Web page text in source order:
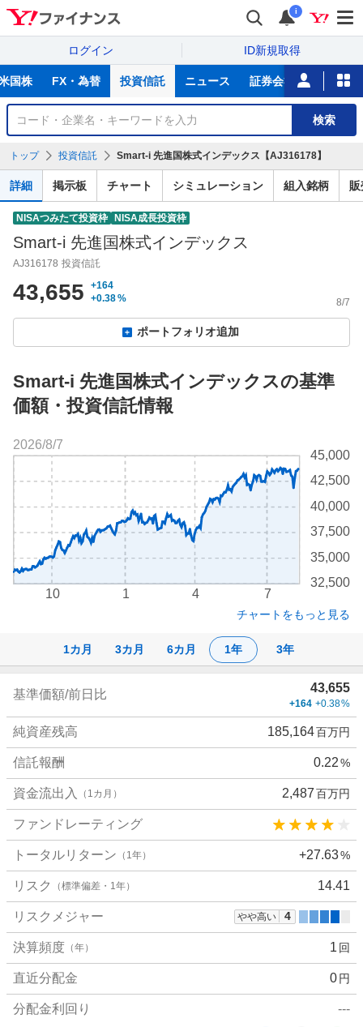
i
ログイン ID新規取得
主
な
サ
国株 FX・為替 投資信託 ニュース 証券会社比較 NISA
銘
検
索
検索
トップ 投資信託 Smart-i 先進国株式インデックス【AJ316178】
詳細 掲示板 チャート シミュレーション 組入銘柄
NISAつみたて投資枠 NISA成長投資枠
Smart-i 先進国株式インデックス
AJ316178 投資信託
43,655
+164
+0.38% 8/7
ポートフォリオ追加
Smart-i 先進国株式インデックスの基準
価額・投資信託情報
1カ月 3カ月 6カ月 1年 3年
32,500
35,000
37,500
40,000
42,500
45,000
1 7
10 4
2026/8/7
チャートをもっと見る
詳
値
基準価額/前日比 43,655
+164 +0.38%
純資産残高 185,164百万円
信託報酬 0.22%
資金流出入 （1カ月） 2,487百万円
ファンドレーティング
トータルリターン （1年） +27.63%
リスク （標準偏差・1年） 14.41
リスクメジャー やや高い 4
決算頻度 （年） 1 回
直近分配金 0円
分配金利回り
---